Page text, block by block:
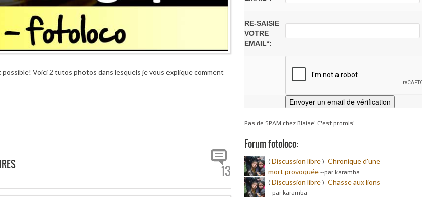
Voici 2 tutos photos dans lesquels je vous explique comment
13
RE-SAISIE
VOTRE
EMAIL*:
Pas de SPAM chez Blaise! C'est promis!
Forum fotoloco:
( Discussion libre)- Chronique d'une
mort provoquée--par karamba
( Discussion libre)- Chasse aux lions
--par karamba